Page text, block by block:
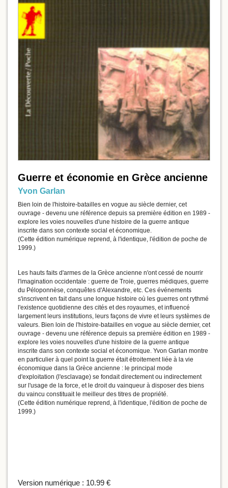
Guerre et économie en Grèce ancienne
Yvon Garlan
Bien loin de l'histoire-batailles en vogue au siècle dernier, cet
ouvrage - devenu une référence depuis sa première édition en 1989 -
explore les voies nouvelles d'une histoire de la guerre antique
inscrite dans son contexte social et économique.
(Cette édition numérique reprend, à l'identique, l'édition de poche de
1999.)
Les hauts faits d'armes de la Grèce ancienne n'ont cessé de nourrir
l'imagination occidentale : guerre de Troie, guerres médiques, guerre
du Péloponnèse, conquêtes d'Alexandre, etc. Ces événements
s'inscrivent en fait dans une longue histoire où les guerres ont rythmé
l'existence quotidienne des cités et des royaumes, et influencé
largement leurs institutions, leurs façons de vivre et leurs systèmes de
valeurs. Bien loin de l'histoire-batailles en vogue au siècle dernier, cet
ouvrage - devenu une référence depuis sa première édition en 1989 -
explore les voies nouvelles d'une histoire de la guerre antique
inscrite dans son contexte social et économique. Yvon Garlan montre
en particulier à quel point la guerre était étroitement liée à la vie
économique dans la Grèce ancienne : le principal mode
d'exploitation (l'esclavage) se fondait directement ou indirectement
sur l'usage de la force, et le droit du vainqueur à disposer des biens
du vaincu constituait le meilleur des titres de propriété.
(Cette édition numérique reprend, à l'identique, l'édition de poche de
1999.)
Version numérique : 10.99 €